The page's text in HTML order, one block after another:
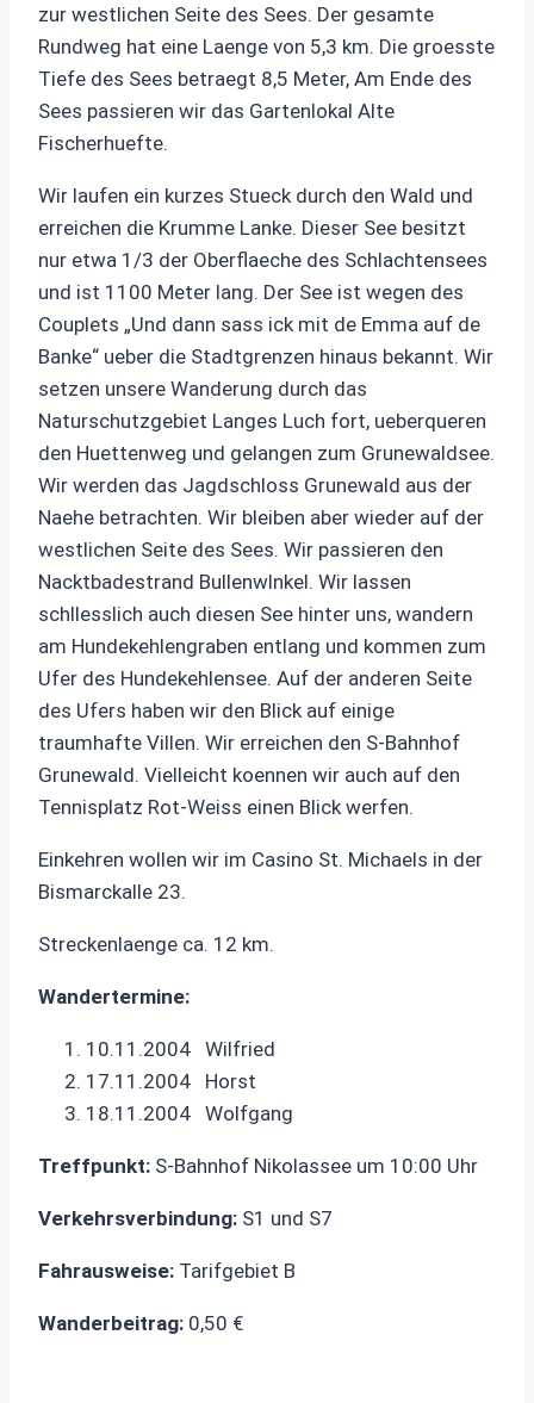
zur westlichen Seite des Sees. Der gesamte
Rundweg hat eine Laenge von 5,3 km. Die groesste
Tiefe des Sees betraegt 8,5 Meter, Am Ende des
Sees passieren wir das Gartenlokal Alte
Fischerhuefte.
Wir laufen ein kurzes Stueck durch den Wald und
erreichen die Krumme Lanke. Dieser See besitzt
nur etwa 1/3 der Oberflaeche des Schlachtensees
und ist 1100 Meter lang. Der See ist wegen des
Couplets „Und dann sass ick mit de Emma auf de
Banke“ ueber die Stadtgrenzen hinaus bekannt. Wir
setzen unsere Wanderung durch das
Naturschutzgebiet Langes Luch fort, ueberqueren
den Huettenweg und gelangen zum Grunewaldsee.
Wir werden das Jagdschloss Grunewald aus der
Naehe betrachten. Wir bleiben aber wieder auf der
westlichen Seite des Sees. Wir passieren den
Nacktbadestrand Bullenwlnkel. Wir lassen
schllesslich auch diesen See hinter uns, wandern
am Hundekehlengraben entlang und kommen zum
Ufer des Hundekehlensee. Auf der anderen Seite
des Ufers haben wir den Blick auf einige
traumhafte Villen. Wir erreichen den S-Bahnhof
Grunewald. Vielleicht koennen wir auch auf den
Tennisplatz Rot-Weiss einen Blick werfen.
Einkehren wollen wir im Casino St. Michaels in der
Bismarckalle 23.
Streckenlaenge ca. 12 km.
Wandertermine:
10.11.2004 Wilfried
17.11.2004 Horst
18.11.2004 Wolfgang
Treffpunkt: S-Bahnhof Nikolassee um 10:00 Uhr
Verkehrsverbindung: S1 und S7
Fahrausweise: Tarifgebiet B
Wanderbeitrag: 0,50 €